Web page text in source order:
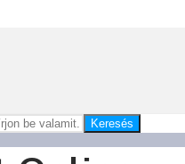
Keresés